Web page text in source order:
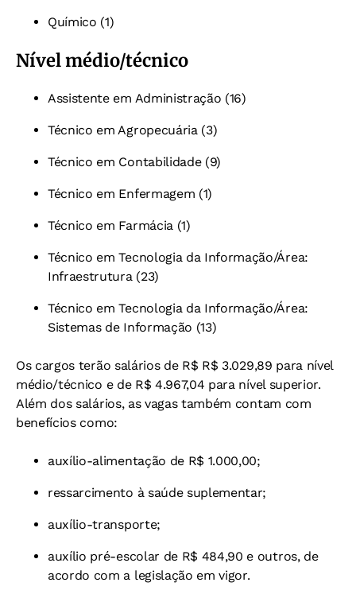
Químico (1)
Nível médio/técnico
Assistente em Administração (16)
Técnico em Agropecuária (3)
Técnico em Contabilidade (9)
Técnico em Enfermagem (1)
Técnico em Farmácia (1)
Técnico em Tecnologia da Informação/Área:
Infraestrutura (23)
Técnico em Tecnologia da Informação/Área:
Sistemas de Informação (13)
Os cargos terão salários de R$ R$ 3.029,89 para nível
médio/técnico e de R$ 4.967,04 para nível superior.
Além dos salários, as vagas também contam com
benefícios como:
auxílio-alimentação de R$ 1.000,00;
ressarcimento à saúde suplementar;
auxílio-transporte;
auxílio pré-escolar de R$ 484,90 e outros, de
acordo com a legislação em vigor.